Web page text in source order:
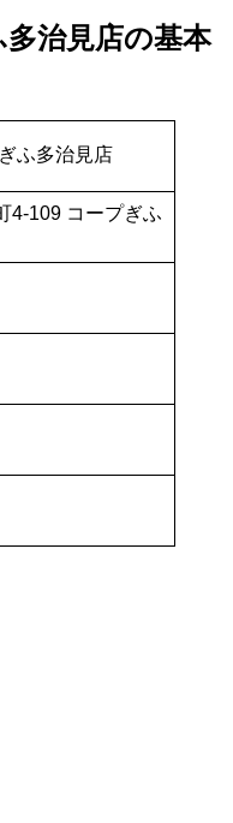
治見店の基本
ふ多治見店
4-109 コープぎふ